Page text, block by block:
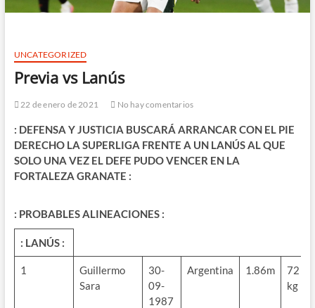
UNCATEGORIZED
Previa vs Lanús
22 de enero de 2021 No hay comentarios
: DEFENSA Y JUSTICIA BUSCARÁ ARRANCAR CON EL PIE
DERECHO LA SUPERLIGA FRENTE A UN LANÚS AL QUE
SOLO UNA VEZ EL DEFE PUDO VENCER EN LA
FORTALEZA GRANATE :
: PROBABLES ALINEACIONES :
: LANÚS :
1
Guillermo
Sara
30-
09-
1987
Argentina 1.86m
72
kg